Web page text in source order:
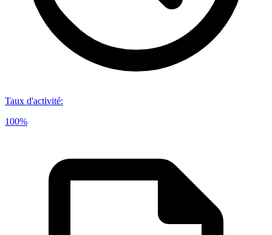
Taux d'activité:
100%